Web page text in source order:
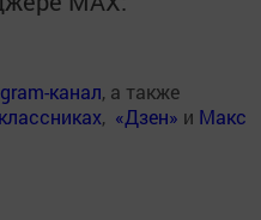
канал, а также
, «Дзен» и Макс